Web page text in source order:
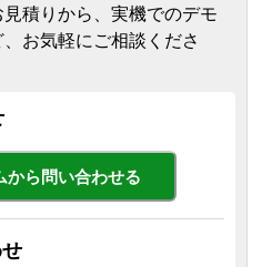
積りから、実機でのデモ
お気軽にご相談くださ
から問い合わせる